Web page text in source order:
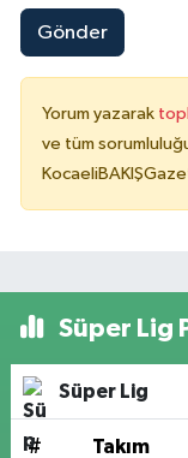
Gönder
Yorum yazarak
ve tüm
Süper Lig
Süper Lig
# Takım